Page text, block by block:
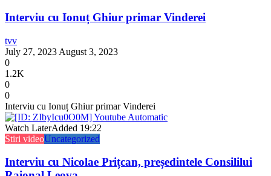
Interviu cu Ionuț Ghiur primar Vinderei
tvv
July 27, 2023 August 3, 2023
0
1.2K
0
0
Interviu cu Ionuț Ghiur primar Vinderei
Watch LaterAdded 19:22
Stiri videoUncategorized
Interviu cu Nicolae Prițcan, președintele Consililui